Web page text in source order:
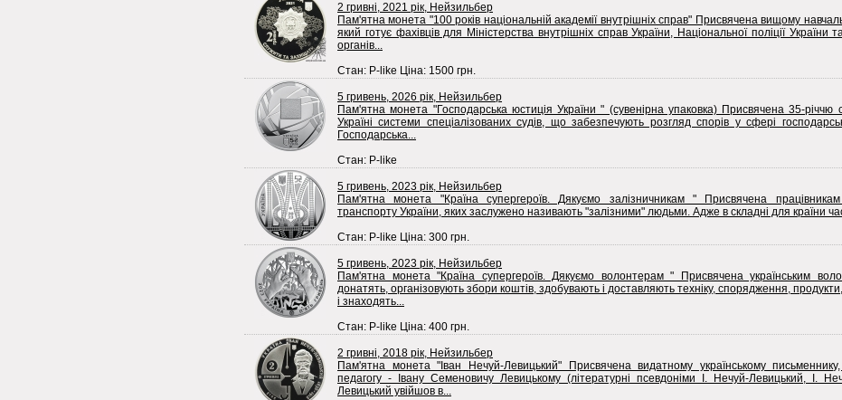
2 гривні, 2021 рік, Нейзильбер
Пам'ятна монета "100 років національній академії внутрішніх справ" Присвячена вищому
який готує фахівців для Міністерства внутрішніх справ України, Національної поліції України
органів...
Стан: P-like Ціна: 1500 грн.
5 гривень, 2026 рік, Нейзильбер
Пам'ятна монета "Господарська юстиція України " (сувенірна упаковка) Присвячена 35-річчю
Україні системи спеціалізованих судів, що забезпечують розгляд спорів у сфері
Господарська...
Стан: P-like
5 гривень, 2023 рік, Нейзильбер
Пам'ятна монета "Країна супергероїв. Дякуємо залізничникам " Присвячена працівникам
транспорту України, яких заслужено називають "залізними" людьми. Адже в складні для країни
Стан: P-like Ціна: 300 грн.
5 гривень, 2023 рік, Нейзильбер
Пам'ятна монета "Країна супергероїв. Дякуємо волонтерам " Присвячена українським
донатять, організовують збори коштів, здобувають і доставляють техніку, спорядження,
і знаходять...
Стан: P-like Ціна: 400 грн.
2 гривні, 2018 рік, Нейзильбер
Пам'ятна монета "Іван Нечуй-Левицький" Присвячена видатному українському
педагогу - Івану Семеновичу Левицькому (літературні псевдоніми І. Нечуй-Левицький, І.
Левицький увійшов в...